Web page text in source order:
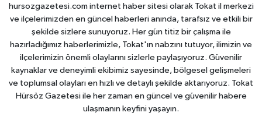
hursozgazetesi.com internet haber sitesi olarak Tokat il merkezi
ve ilçelerimizden en güncel haberleri anında, tarafsız ve etkili bir
şekilde sizlere sunuyoruz. Her gün titiz bir çalışma ile
hazırladığımız haberlerimizle, Tokat'ın nabzını tutuyor, ilimizin ve
ilçelerimizin önemli olaylarını sizlerle paylaşıyoruz. Güvenilir
kaynaklar ve deneyimli ekibimiz sayesinde, bölgesel gelişmeleri
ve toplumsal olayları en hızlı ve detaylı şekilde aktarıyoruz. Tokat
Hürsöz Gazetesi ile her zaman en güncel ve güvenilir habere
ulaşmanın keyfini yaşayın.